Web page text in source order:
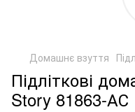
Домашнє взуття
Підліткові
Story 81863-АС